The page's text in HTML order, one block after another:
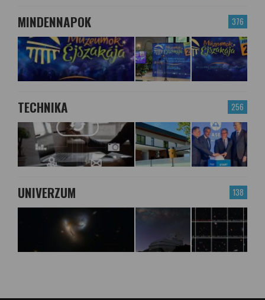
376
MINDENNAPOK
256
TECHNIKA
138
UNIVERZUM